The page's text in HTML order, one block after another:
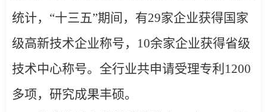
统计，“十三五”期间，有29家企业获得国家
级高新技术企业称号， 10余家企业获得省级
技术中心称号。全行业共申请受理专利 1200
多项，研究成果丰硕。